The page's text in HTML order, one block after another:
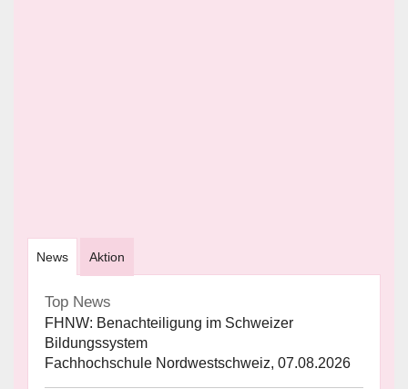
News Aktion
Top News
FHNW: Benachteiligung im Schweizer
Bildungssystem
Fachhochschule Nordwestschweiz, 07.08.2026